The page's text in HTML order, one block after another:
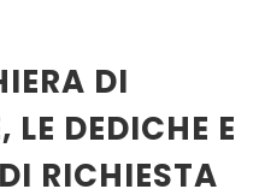
DI
LE DEDICHE E
RICHIESTA